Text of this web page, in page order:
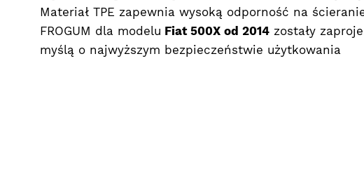
Materiał TPE zapewnia wysoką odporność na
FROGUM dla modelu Fiat 500X od 2014 zostały
myślą o najwyższym bezpieczeństwie użytkowania